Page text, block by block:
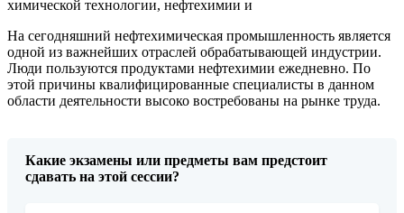
На сегодняшний нефтехимическая промышленность является
одной из важнейших отраслей обрабатывающей индустрии.
Люди пользуются продуктами нефтехимии ежедневно. По
этой причины квалифицированные специалисты в данном
области деятельности высоко востребованы на рынке труда.
Какие экзамены или предметы вам предстоит
сдавать на этой сессии?